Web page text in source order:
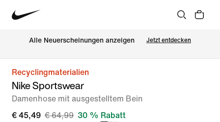
Alle Neuerscheinungen anzeigen Jetzt entdecken
Recyclingmaterialien
Nike Sportswear
Damenhose mit ausgestelltem Bein
€ 45,49 € 64,99 30 % Rabatt